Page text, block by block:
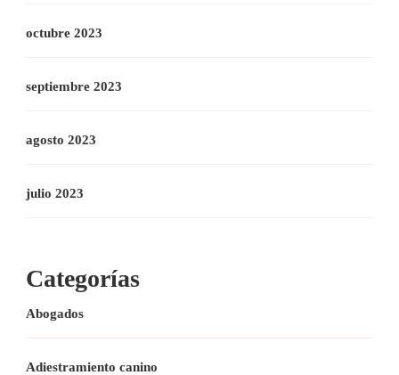
octubre 2023
septiembre 2023
agosto 2023
julio 2023
Categorías
Abogados
Adiestramiento canino